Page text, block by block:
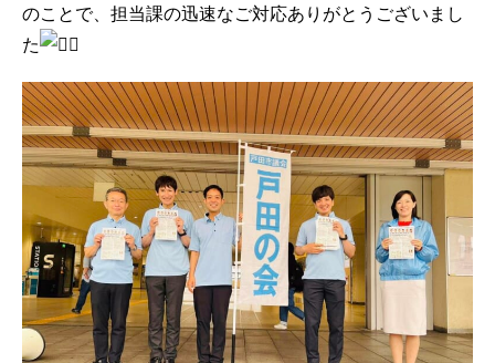
のことで、担当課の迅速なご対応ありがとうございまし
た